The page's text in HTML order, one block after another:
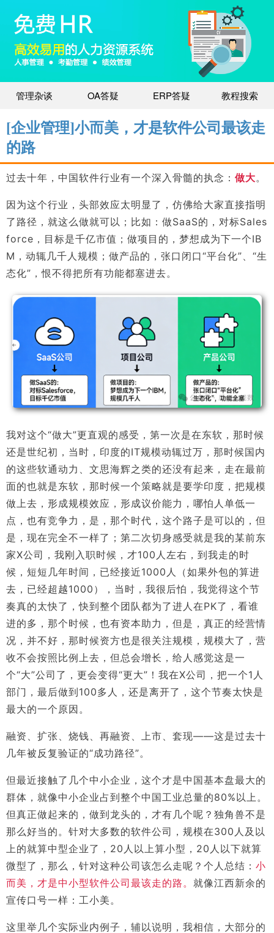
管理杂谈 OA答疑 ERP答疑 教程搜索
[企业管理]小而美，才是软件公司最该走
的路
过去十年，中国软件行业有一个深入骨髓的执念： 做大。
因为这个行业，头部效应太明显了，仿佛给大家直接指明
了路径，就这么做就可以；比如：做SaaS的，对标Sales
force，目标是千亿市值；做项目的，梦想成为下一个IB
M，动辄几千人规模；做产品的，张口闭口“平台化”、“生
态化”，恨不得把所有功能都塞进去。
我对这个“做大”更直观的感受，第一次是在东软，那时候
还是世纪初，当时，印度的IT规模动辄过万，那时候国内
的这些软通动力、文思海辉之类的还没有起来，走在最前
面的也就是东软，那时候一个策略就是要学印度，把规模
做上去，形成规模效应，形成议价能力，哪怕人单低一
点，也有竞争力，是，那个时代，这个路子是可以的，但
是，现在完全不一样了；第二次切身感受就是我的某前东
家X公司，我刚入职时候，才100人左右，到我走的时
候，短短几年时间，已经接近1000人（如果外包的算进
去，已经超越1000），当时，我很后怕，我觉得这个节
奏真的太快了，快到整个团队都为了进人在PK了，看谁
进的多，那个时候，也有资本助力，但是，真正的经营情
况，并不好，那时候资方也是很关注规模，规模大了，营
收不会按照比例上去，但总会增长，给人感觉这是一
个“大”公司了，更会变得“更大”！我在X公司，把一个1人
部门，最后做到100多人，还是离开了，这个节奏太快是
最大的一个原因。
融资、扩张、烧钱、再融资、上市、套现——这是过去十
几年被反复验证的“成功路径”。
但最近接触了几个中小企业，这个才是中国基本盘最大的
群体，就像中小企业占到整个中国工业总量的80%以上。
但真正做起来的，做到龙头的，才有几个呢？独角兽不是
那么好当的。针对大多数的软件公司，规模在300人及以
上的就算中型企业了，20人以上算小型，20人以下就算
微型了，那么，针对这种公司该怎么走呢？个人总结： 小
而美，才是中小型软件公司最该走的路。 就像江西新余的
宣传口号一样：工小美。
这里举几个实际业内例子，辅以说明，我相信，大部分的